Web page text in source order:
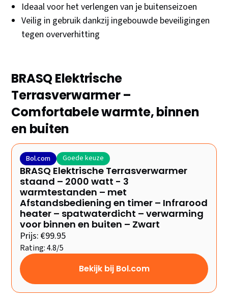
Ideaal voor het verlengen van je buitenseizoen
Veilig in gebruik dankzij ingebouwde beveiligingen
tegen oververhitting
BRASQ Elektrische
Terrasverwarmer –
Comfortabele warmte, binnen
en buiten
Bol.com Goede keuze
BRASQ Elektrische Terrasverwarmer
staand – 2000 watt - 3
warmtestanden – met
Afstandsbediening en timer – Infrarood
heater – spatwaterdicht – verwarming
voor binnen en buiten – Zwart
Prijs: €99.95
Rating: 4.8/5
Bekijk bij Bol.com